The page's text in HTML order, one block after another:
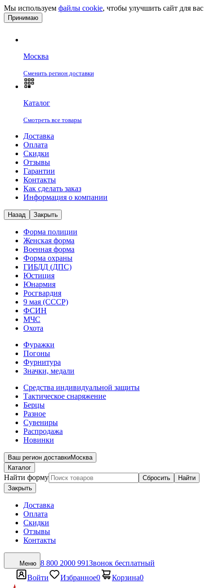
Мы используем файлы cookie, чтобы улучшить сайт для вас
Принимаю
Москва
Сменить регион доставки
Каталог
Смотреть все товары
Доставка
Оплата
Скидки
Отзывы
Гарантии
Контакты
Как сделать заказ
Информация о компании
Назад Закрыть
Форма полиции
Женская форма
Военная форма
Форма охраны
ГИБДД (ДПС)
Юстиция
Юнармия
Росгвардия
9 мая (СССР)
ФСИН
МЧС
Охота
Фуражки
Погоны
Фурнитура
Значки, медали
Средства индивидуальной защиты
Тактическое снаряжение
Берцы
Разное
Сувениры
Распродажа
Новинки
Ваш регион доставкиМосква
Каталог
Найти форму Сбросить
Найти
Закрыть
Доставка
Оплата
Скидки
Отзывы
Контакты
Меню 8 800 2000 991Звонок бесплатный
Войти
Избранное0 Корзина0